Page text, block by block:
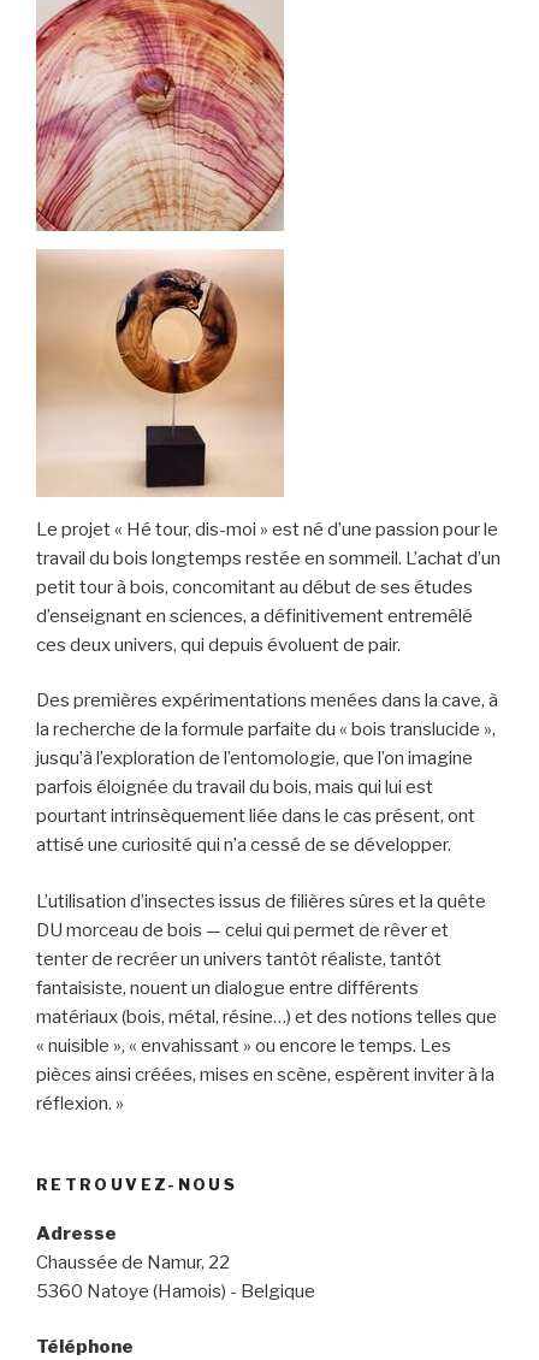
Le projet « Hé tour, dis-moi » est né d’une passion pour le
travail du bois longtemps restée en sommeil. L’achat d’un
petit tour à bois, concomitant au début de ses études
d’enseignant en sciences, a définitivement entremêlé
ces deux univers, qui depuis évoluent de pair.
Des premières expérimentations menées dans la cave, à
la recherche de la formule parfaite du « bois translucide »,
jusqu’à l’exploration de l’entomologie, que l’on imagine
parfois éloignée du travail du bois, mais qui lui est
pourtant intrinsèquement liée dans le cas présent, ont
attisé une curiosité qui n’a cessé de se développer.
L’utilisation d’insectes issus de filières sûres et la quête
DU morceau de bois — celui qui permet de rêver et
tenter de recréer un univers tantôt réaliste, tantôt
fantaisiste, nouent un dialogue entre différents
matériaux (bois, métal, résine…) et des notions telles que
« nuisible », « envahissant » ou encore le temps. Les
pièces ainsi créées, mises en scène, espèrent inviter à la
réflexion. »
RETROUVEZ-NOUS
Adresse
Chaussée de Namur, 22
5360 Natoye (Hamois) - Belgique
Téléphone